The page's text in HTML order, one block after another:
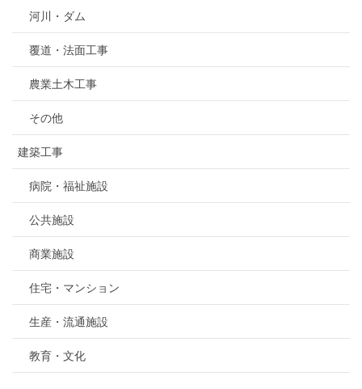
河川・ダム
覆道・法面工事
農業土木工事
その他
建築工事
病院・福祉施設
公共施設
商業施設
住宅・マンション
生産・流通施設
教育・文化